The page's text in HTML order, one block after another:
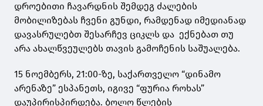
დროებითი ჩავარდნის შემდეგ ძალების
მობილიზებას ჩვენი გუნდი, რამდენად იმედიანად
დავასრულებთ შესარჩევ ციკლს და ექნებათ თუ
არა ახალწვეულებს თავის გამოჩენის საშუალება.
15 ნოემბერს, 21:00-ზე, საქართველო “დინამო
არენაზე” ესპანეთს, იგივე “ფურია როხას”
დაუპირისპირდება. ბოლო წლების